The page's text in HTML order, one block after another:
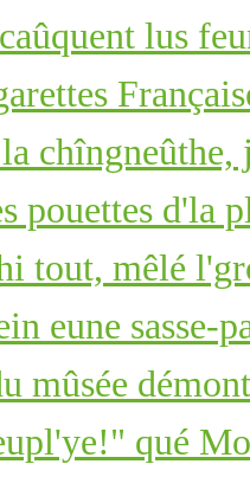
lus
chîngneûthe,
pouettes d'la
tout, mêlé
eune sasse-
mûsée
qué